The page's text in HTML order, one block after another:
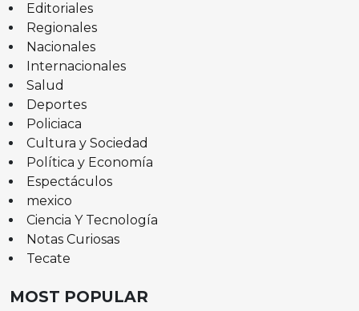
Editoriales
Regionales
Nacionales
Internacionales
Salud
Deportes
Policiaca
Cultura y Sociedad
Política y Economía
Espectáculos
mexico
Ciencia Y Tecnología
Notas Curiosas
Tecate
MOST POPULAR